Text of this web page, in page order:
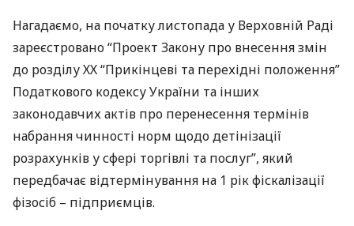
Нагадаємо, на початку листопада у Верховній Раді
зареєстровано “Проект Закону про внесення змін
до розділу ХХ “Прикінцеві та перехідні положення”
Податкового кодексу України та інших
законодавчих актів про перенесення термінів
набрання чинності норм щодо детінізації
розрахунків у сфері торгівлі та послуг”, який
передбачає відтермінування на 1 рік фіскалізації
фізосіб – підприємців.